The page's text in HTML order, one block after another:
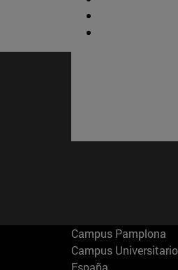
Campus Pamplona
Campus
España